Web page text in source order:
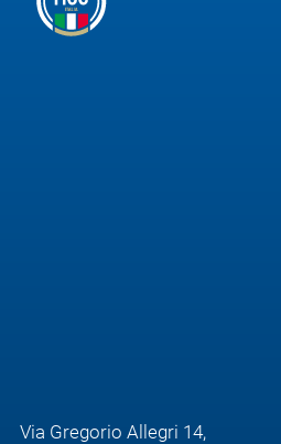
Media
Via Gregorio Allegri 14,